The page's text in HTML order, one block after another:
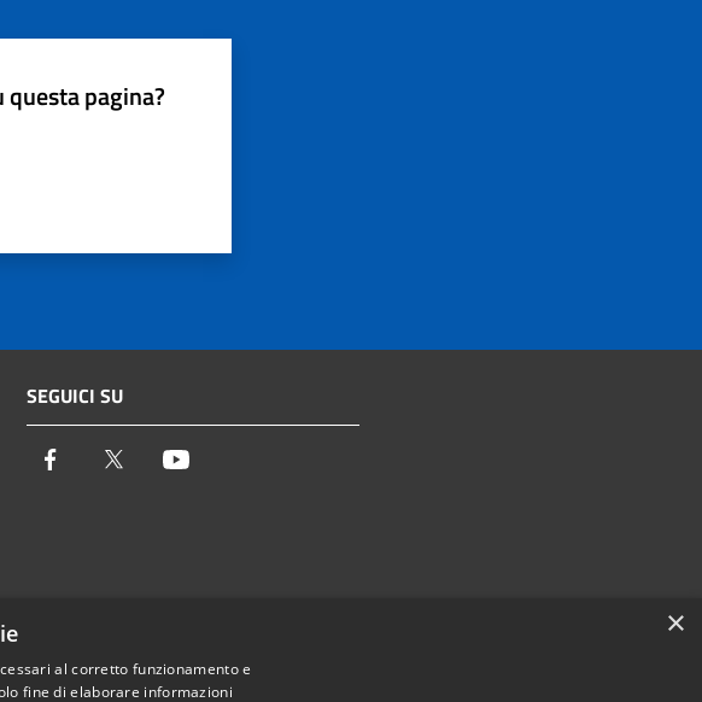
pagina?
SEGUICI SU
Facebook Twitter
×
al corretto funzionamento e
fine di elaborare informazioni